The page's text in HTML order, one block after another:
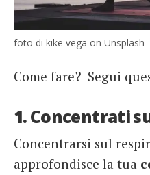
foto di kike vega on Unsplash
Come fare? Segui
1. Concentrati
Concentrarsi sul
approfondisce la tua